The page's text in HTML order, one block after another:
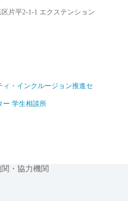
片平2-1-1 エクステンション
ィ・インクルージョン推進セ
ー 学生相談所
・協力機関